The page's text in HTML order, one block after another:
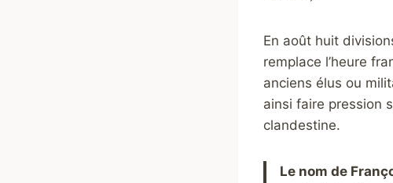
En août huit
remplace l’heure
anciens élus ou
ainsi faire pression
clandestine.
Le nom de